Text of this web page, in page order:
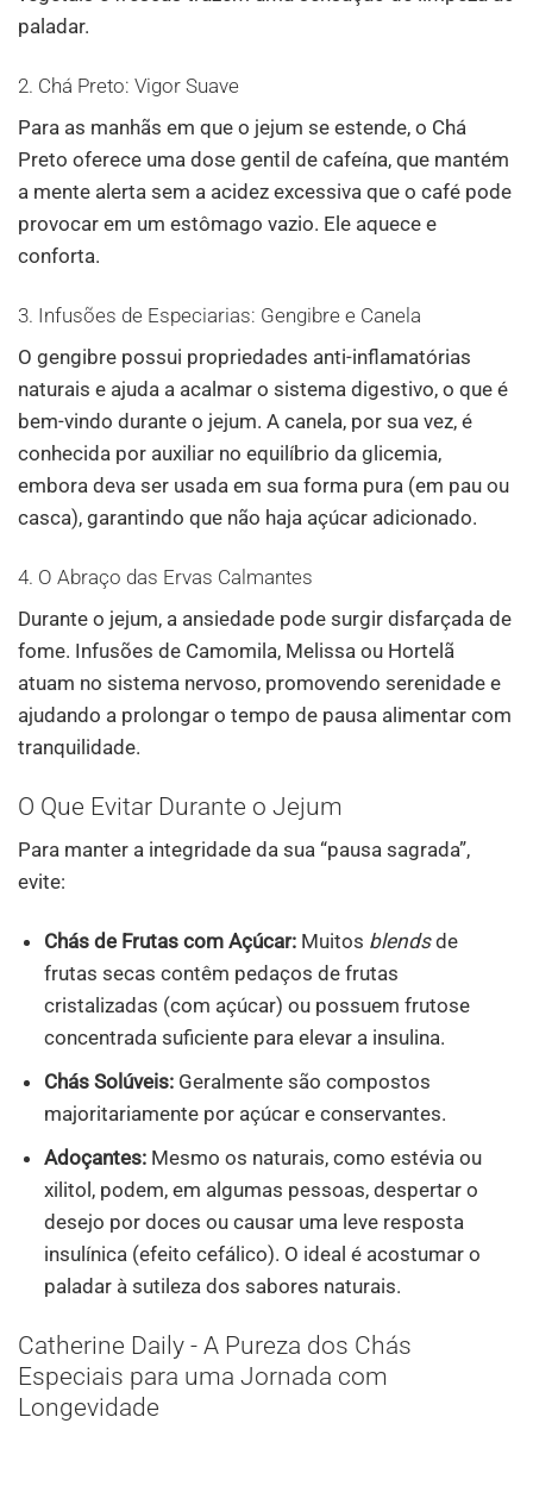
paladar.
2. Chá Preto: Vigor Suave
Para as manhãs em que o jejum se estende, o Chá
Preto oferece uma dose gentil de cafeína, que mantém
a mente alerta sem a acidez excessiva que o café pode
provocar em um estômago vazio. Ele aquece e
conforta.
3. Infusões de Especiarias: Gengibre e Canela
O gengibre possui propriedades anti-inflamatórias
naturais e ajuda a acalmar o sistema digestivo, o que é
bem-vindo durante o jejum. A canela, por sua vez, é
conhecida por auxiliar no equilíbrio da glicemia,
embora deva ser usada em sua forma pura (em pau ou
casca), garantindo que não haja açúcar adicionado.
4. O Abraço das Ervas Calmantes
Durante o jejum, a ansiedade pode surgir disfarçada de
fome. Infusões de Camomila, Melissa ou Hortelã
atuam no sistema nervoso, promovendo serenidade e
ajudando a prolongar o tempo de pausa alimentar com
tranquilidade.
O Que Evitar Durante o Jejum
Para manter a integridade da sua “pausa sagrada”,
evite:
Chás de Frutas com Açúcar: Muitos blendsde
frutas secas contêm pedaços de frutas
cristalizadas (com açúcar) ou possuem frutose
concentrada suficiente para elevar a insulina.
Chás Solúveis: Geralmente são compostos
majoritariamente por açúcar e conservantes.
Adoçantes: Mesmo os naturais, como estévia ou
xilitol, podem, em algumas pessoas, despertar o
desejo por doces ou causar uma leve resposta
insulínica (efeito cefálico). O ideal é acostumar o
paladar à sutileza dos sabores naturais.
Catherine Daily - A Pureza dos Chás
Especiais para uma Jornada com
Longevidade